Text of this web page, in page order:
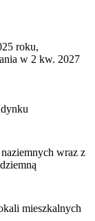
roku,
w 2 kw. 2027
wraz z
mieszkalnych